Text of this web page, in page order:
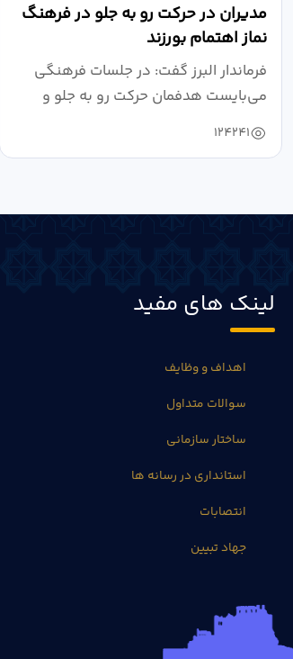
مدیران در حرکت رو به جلو در فرهنگ
نماز اهتمام بورزند
فرماندار البرز گفت: در جلسات فرهنگی
می‌بایست هدفمان حرکت رو به جلو و
دستیابی...
124241
لینک های مفید
اهداف و وظایف
سوالات متداول
ساختار سازمانی
استانداری در رسانه ها
انتصابات
جهاد تبیین